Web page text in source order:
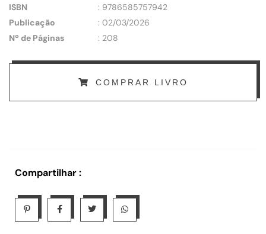
ISBN
: 9786585757942
Publicação
: 02/03/2026
Nº de Páginas
: 208
COMPRAR LIVRO
Compartilhar :